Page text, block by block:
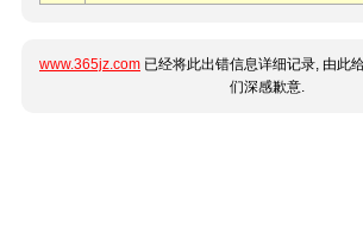
www.365jz.com 已经将此出错信息详细记录, 由此
们深感歉意.